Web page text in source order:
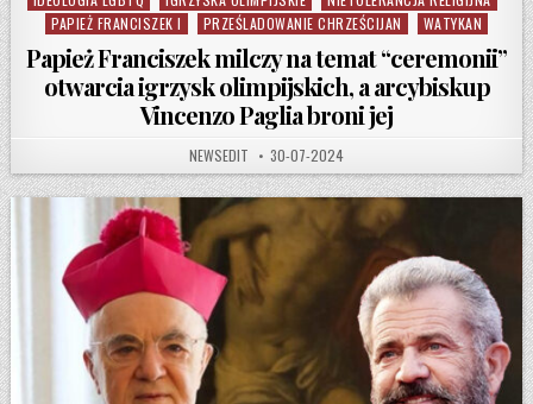
PAPIEŻ FRANCISZEK I
PRZEŚLADOWANIE CHRZEŚCIJAN WATYKAN
Papież Franciszek milczy na temat “ceremonii”
otwarcia igrzysk olimpijskich, a arcybiskup
Vincenzo Paglia broni jej
AUTHOR:
NEWSEDIT PUBLISHED DATE:
30-07-2024